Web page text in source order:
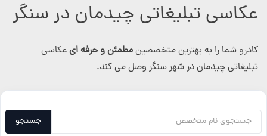
عکاسی تبلیغاتی چیدمان در سنگر
کادرو شما را به بهترین متخصصینمطمئن و حرفه ایعکاسی
تبلیغاتی چیدمان در شهر سنگر وصل می کند.
جستجو